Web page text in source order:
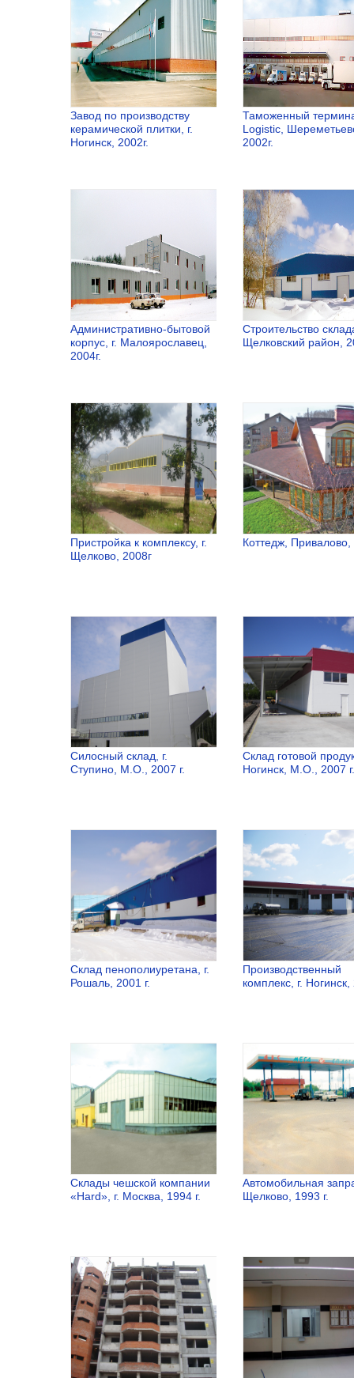
фарфора, г.
Ногинск,
Завод по производству
керамической плитки, г.
Ногинск, 2002г.
производству
плитки, г.
Ногинск, 2002г.
Таможенный
Logistic,
2002г.
терминал
Logistic,
2002г.
Административно-бытовой
корпус, г. Малоярославец,
2004г.
бытовой
корпус, г.
Малоярославец,
2004г.
Строительство
Щелковский район,
склада,
район,
Пристройка к комплексу, г.
Щелково, 2008г
комплексу, г.
Щелково, 2008г
Коттедж, Привалово,
Привалово,
Силосный склад, г.
Ступино, М.О., 2007 г.
склад, г.
Ступино, М.О.,
2007 г.
Склад готовой
Ногинск, М.О., 2007
продукции,
Ногинск,
2007 г.
Склад пенополиуретана, г.
Рошаль, 2001 г.
пенополиуретана,
г. Рошаль, 2001
г.
Производственный
комплекс, г. Ногинск,
Ногинск,
Склады чешской компании
«Hard», г. Москва, 1994 г.
чешской
компании
«Hard», г.
Москва, 1994 г.
Автомобильная
Щелково, 1993 г.
заправка, г.
Щелково,
г.